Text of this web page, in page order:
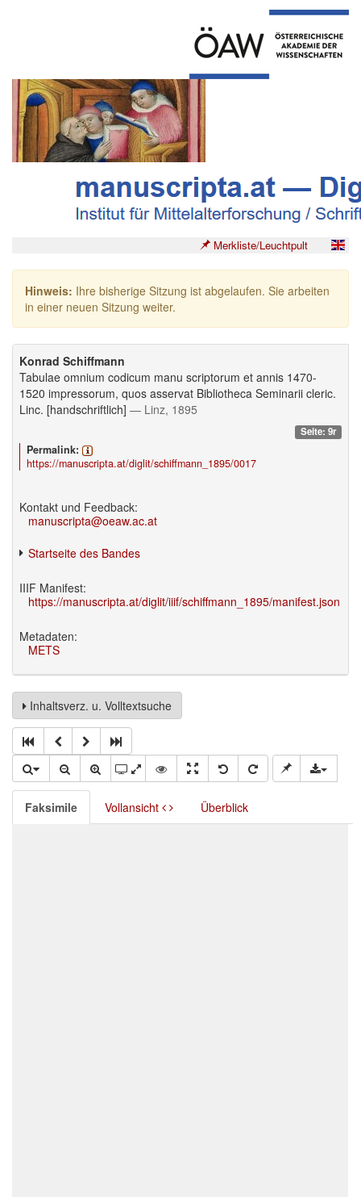
Merkliste/Leuchtpult
Hinweis: Ihre bisherige Sitzung ist abgelaufen. Sie arbeiten
in einer neuen Sitzung weiter.
Konrad Schiffmann
Tabulae omnium codicum manu scriptorum et annis 1470-
1520 impressorum, quos asservat Bibliotheca Seminarii cleric.
Linc. [handschriftlich] — Linz, 1895
Seite: 9r
Permalink:
https://manuscripta.at/diglit/schiffmann_1895/0017
Kontakt und Feedback:
manuscripta@oeaw.ac.at
Startseite des Bandes
IIIF Manifest:
https://manuscripta.at/diglit/iiif/schiffmann_1895/manifest.json
Metadaten:
METS
Inhaltsverz. u. Volltextsuche
Faksimile Vollansicht Überblick